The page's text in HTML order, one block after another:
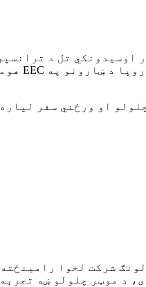
اوسیدونکي تل د
او ورځني سفر
د موټر چلولو ښه